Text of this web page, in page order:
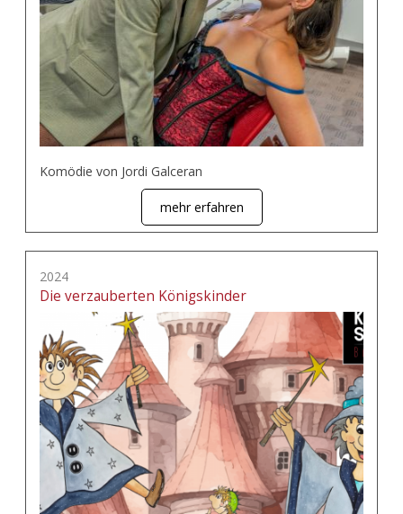
Komödie von Jordi Galceran
mehr erfahren
2024
Die verzauberten Königskinder